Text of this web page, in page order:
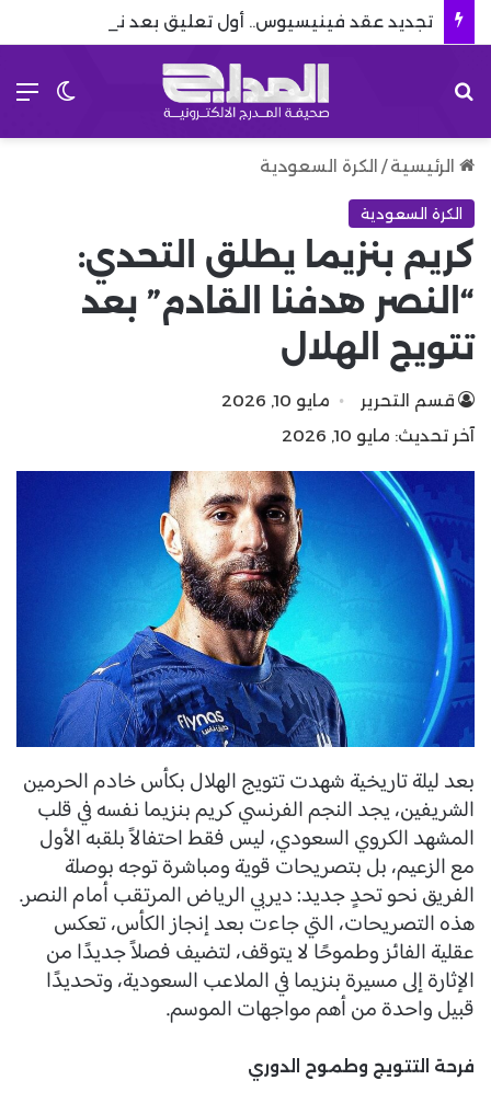
الرئيسية / الكرة السعودية
الكرة السعودية
كريم بنزيما يطلق التحدي:
“النصر هدفنا القادم” بعد
تتويج الهلال
قسم التحرير
مايو 10, 2026
آخر تحديث: مايو 10, 2026
بعد ليلة تاريخية شهدت تتويج الهلال بكأس خادم الحرمين
الشريفين، يجد النجم الفرنسي كريم بنزيما نفسه في قلب
المشهد الكروي السعودي، ليس فقط احتفالاً بلقبه الأول
مع الزعيم، بل بتصريحات قوية ومباشرة توجه بوصلة
الفريق نحو تحدٍ جديد: ديربي الرياض المرتقب أمام النصر.
هذه التصريحات، التي جاءت بعد إنجاز الكأس، تعكس
عقلية الفائز وطموحًا لا يتوقف، لتضيف فصلاً جديدًا من
الإثارة إلى مسيرة بنزيما في الملاعب السعودية، وتحديدًا
قبيل واحدة من أهم مواجهات الموسم.
فرحة التتويج وطموح الدوري